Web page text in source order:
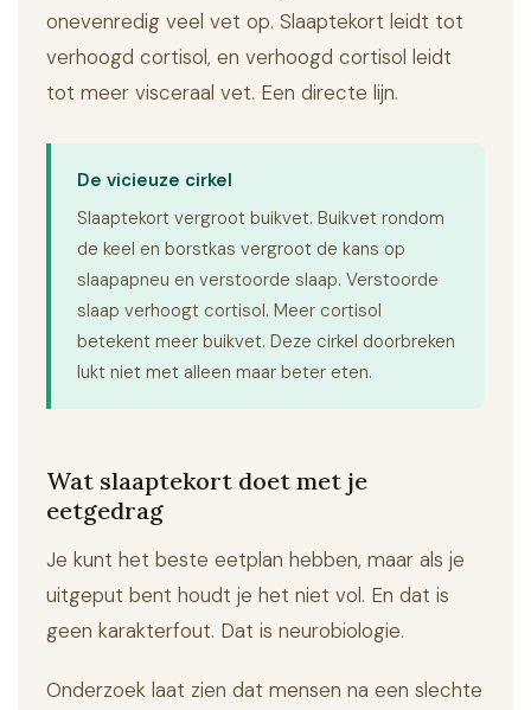
onevenredig veel vet op. Slaaptekort leidt tot
verhoogd cortisol, en verhoogd cortisol leidt
tot meer visceraal vet. Een directe lijn.
De vicieuze cirkel
Slaaptekort vergroot buikvet. Buikvet rondom
de keel en borstkas vergroot de kans op
slaapapneu en verstoorde slaap. Verstoorde
slaap verhoogt cortisol. Meer cortisol
betekent meer buikvet. Deze cirkel doorbreken
lukt niet met alleen maar beter eten.
Wat slaaptekort doet met je
eetgedrag
Je kunt het beste eetplan hebben, maar als je
uitgeput bent houdt je het niet vol. En dat is
geen karakterfout. Dat is neurobiologie.
Onderzoek laat zien dat mensen na een slechte